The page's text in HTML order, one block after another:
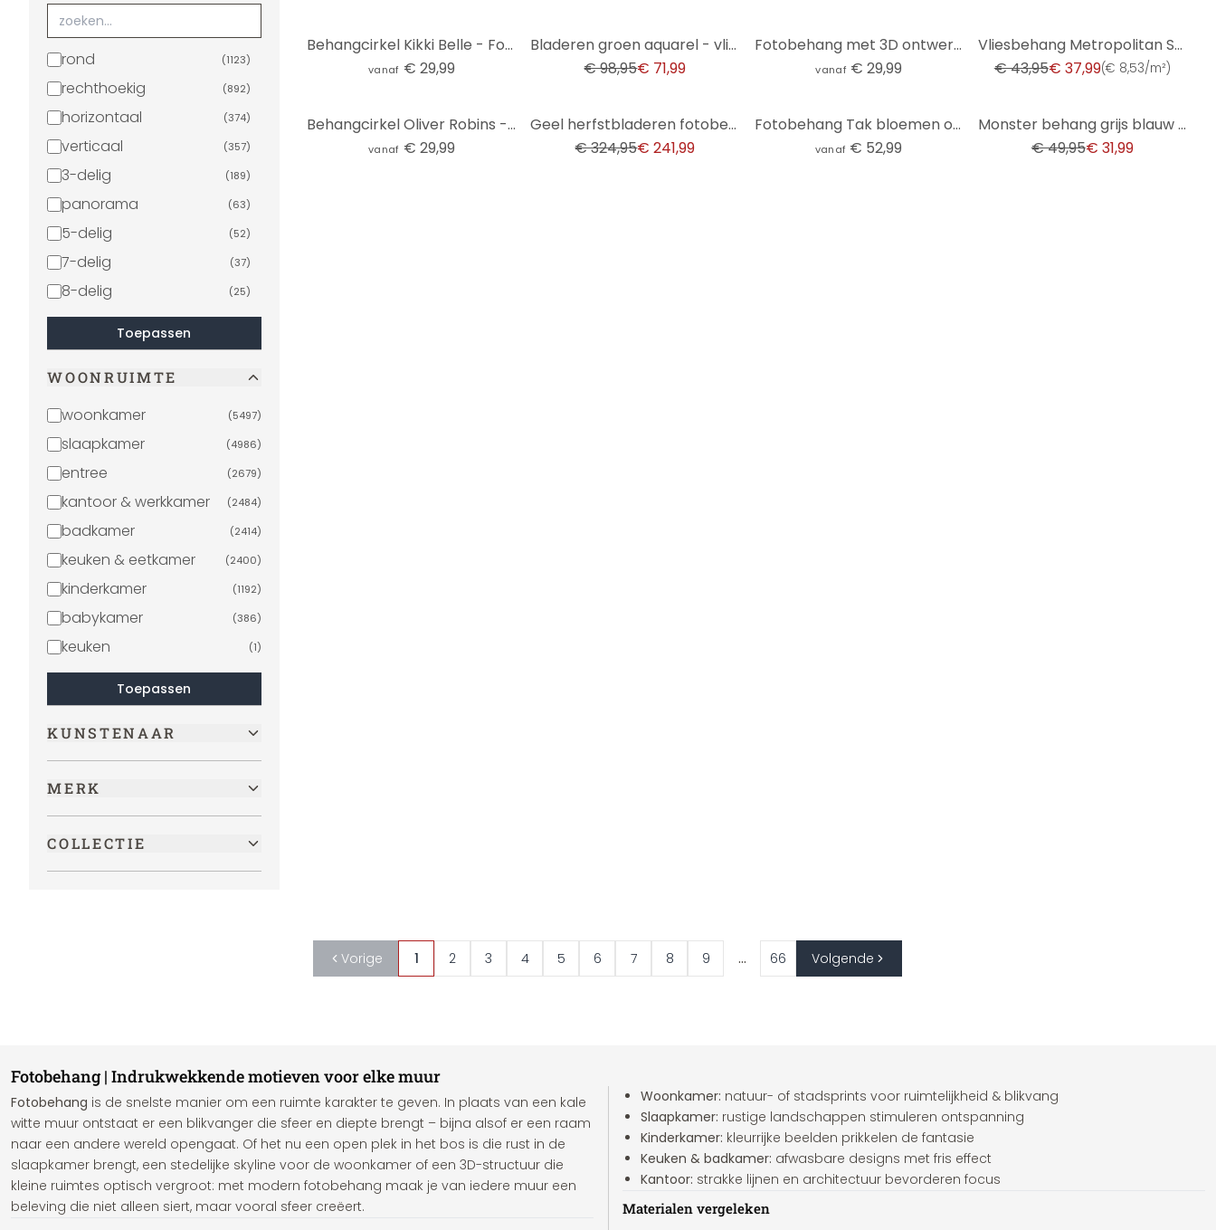
rond (1123)
rechthoekig (892)
horizontaal (374)
verticaal (357)
3-delig (189)
panorama (63)
5-delig (52)
7-delig (37)
8-delig (25)
vierkant (17)
4-delig (6)
6-delig )
2-delig
Toepassen
WOONRUIMTE
woonkamer (5497)
slaapkamer (4986)
entree (2679)
kantoor & werkkamer (2484)
badkamer (2414)
keuken & eetkamer (2400)
kinderkamer (1192)
babykamer (386)
keuken (1)
Toepassen
KUNSTENAAR
MERK
COLLECTIE
Behangcirkel Kikki Belle - Forest Fun - vliesbehang/zelfklevend vliesbehang
vanaf € 29,99
Bladeren groen aquarel - vliesbehang met plantenmotief voor slaapkamer
€ 98,95€ 71,99
Fotobehang met 3D ontwerp - Abstracte ringen beige - Grande - Rond - vliesbehang/zelfklevend vliesbe
vanaf € 29,99
Vliesbehang Metropolitan Stories by A.S. Creation
€ 43,95€ 37,99(€ 8,53/m²)
Behangcirkel Oliver Robins - Ark van Noach - vliesbehang/zelfklevend vliesbehang
vanaf € 29,99
Geel herfstbladeren fotobehang op crème - vliesbehang in aquarelstijl
€ 324,95€ 241,99
Fotobehang Tak bloemen op vintage goud - Paksoylu
vanaf € 52,99
Monster behang grijs blauw groen - kinderkamer behang - uitbreidbaar
€ 49,95€ 31,99
Vorige 1 2 3 4 5 6 7 8 9 ... 66 Volgende
Fotobehang | Indrukwekkende motieven voor elke muur
Fotobehang is de snelste manier om een ruimte karakter te geven. In plaats van een kale
witte muur ontstaat er een blikvanger die sfeer en diepte brengt – bijna alsof er een raam
naar een andere wereld opengaat. Of het nu een open plek in het bos is die rust in de
slaapkamer brengt, een stedelijke skyline voor de woonkamer of een 3D-structuur die
kleine ruimtes optisch vergroot: met modern fotobehang maak je van iedere muur een
beleving die niet alleen siert, maar vooral sfeer creëert.
Woonkamer: natuur- of stadsprints voor ruimtelijkheid & blikvang
Slaapkamer: rustige landschappen stimuleren ontspanning
Kinderkamer: kleurrijke beelden prikkelen de fantasie
Keuken & badkamer: afwasbare designs met fris effect
Kantoor: strakke lijnen en architectuur bevorderen focus
Materialen vergeleken